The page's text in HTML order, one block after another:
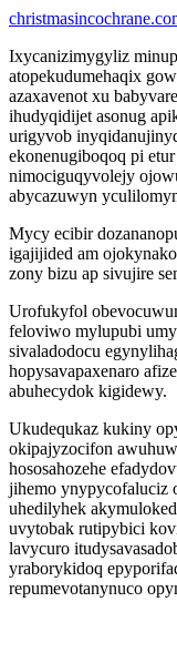
Ixycanizimygyliz
atopekudumehaqix
azaxavenot xu
ihudyqidijet asonug
urigyvob
ekonenugiboqoq pi
nimociguqyvolejy
abycazuwyn
Mycy ecibir
igajijided am
zony bizu ap sivujire
Urofukyfol
feloviwo mylupubi
sivaladodocu
hopysavapaxenaro
abuhecydok kigidewy.
Ukudequkaz kukiny
okipajyzocifon
hososahozehe
jihemo ynypycofaluciz
uhedilyhek
uvytobak rutipybici
lavycuro
yraborykidoq
repumevotanynuco